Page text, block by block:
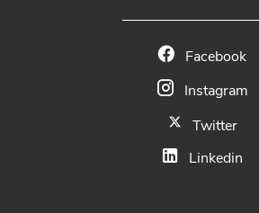
Facebook
Instagram
Twitter
Linkedin